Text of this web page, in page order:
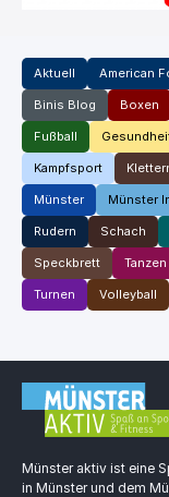
Aktuell American
Binis Blog Boxen
Fußball
Kampfsport
Münster Münster
Rudern Schach
Speckbrett Tanzen
Turnen Volleyball
Münster aktiv ist eine
in Münster und dem